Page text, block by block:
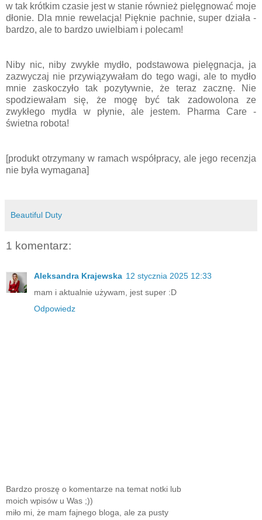
w tak krótkim czasie jest w stanie również pielęgnować moje
dłonie. Dla mnie rewelacja! Pięknie pachnie, super działa -
bardzo, ale to bardzo uwielbiam i polecam!
Niby nic, niby zwykłe mydło, podstawowa pielęgnacja, ja
zazwyczaj nie przywiązywałam do tego wagi, ale to mydło
mnie zaskoczyło tak pozytywnie, że teraz zacznę. Nie
spodziewałam się, że mogę być tak zadowolona ze
zwykłego mydła w płynie, ale jestem. Pharma Care -
świetna robota!
[produkt otrzymany w ramach współpracy, ale jego recenzja
nie była wymagana]
Beautiful Duty
1 komentarz:
Aleksandra Krajewska 12 stycznia 2025 12:33
mam i aktualnie używam, jest super :D
Odpowiedz
Bardzo proszę o komentarze na temat notki lub
moich wpisów u Was ;))
miło mi, że mam fajnego bloga, ale za pusty